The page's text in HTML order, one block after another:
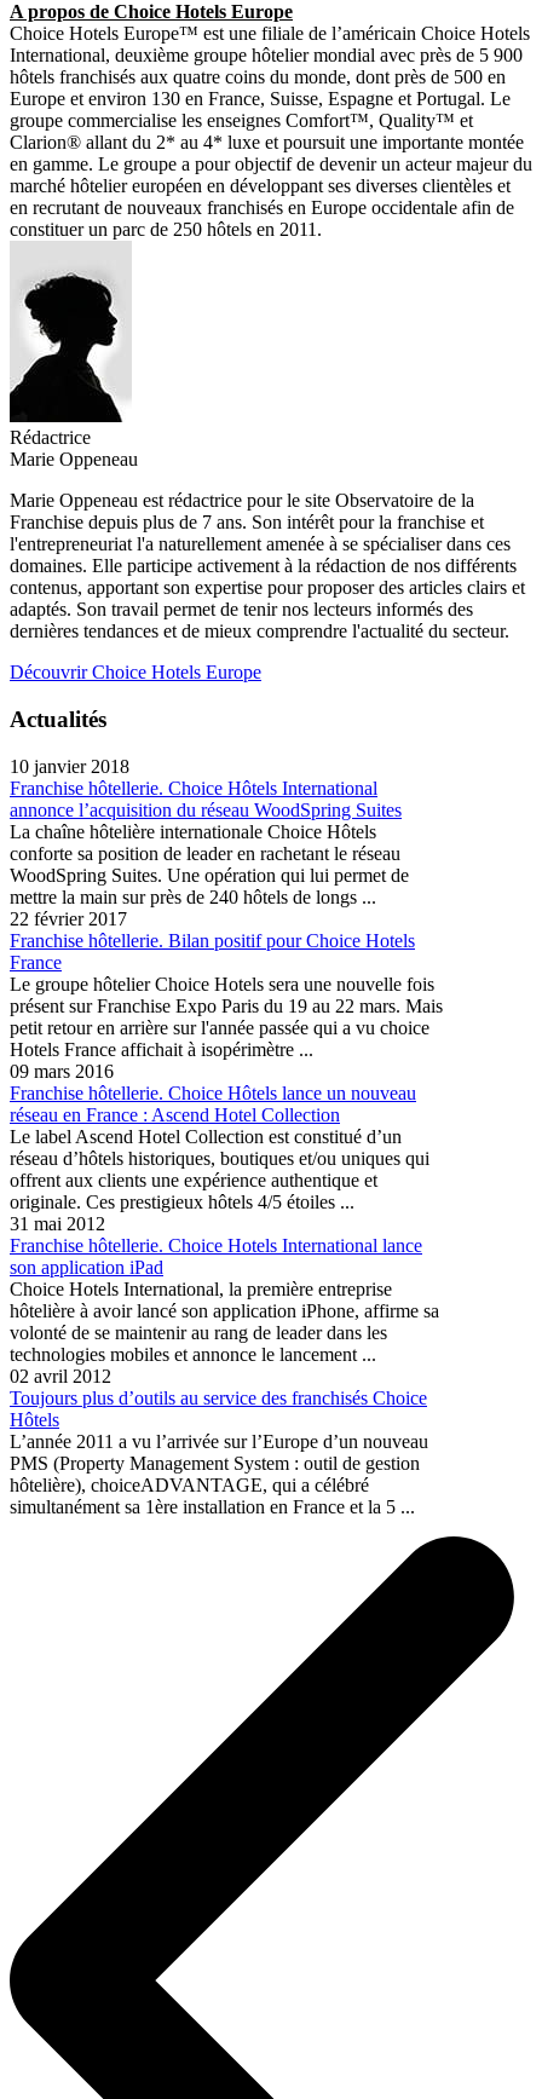
A propos de Choice Hotels Europe
Choice Hotels Europe™ est une filiale de l’américain Choice Hotels
International, deuxième groupe hôtelier mondial avec près de 5 900
hôtels franchisés aux quatre coins du monde, dont près de 500 en
Europe et environ 130 en France, Suisse, Espagne et Portugal. Le
groupe commercialise les enseignes Comfort™, Quality™ et
Clarion® allant du 2* au 4* luxe et poursuit une importante montée
en gamme. Le groupe a pour objectif de devenir un acteur majeur du
marché hôtelier européen en développant ses diverses clientèles et
en recrutant de nouveaux franchisés en Europe occidentale afin de
constituer un parc de 250 hôtels en 2011.
Rédactrice
Marie Oppeneau
Marie Oppeneau est rédactrice pour le site Observatoire de la
Franchise depuis plus de 7 ans. Son intérêt pour la franchise et
l'entrepreneuriat l'a naturellement amenée à se spécialiser dans ces
domaines. Elle participe activement à la rédaction de nos différents
contenus, apportant son expertise pour proposer des articles clairs et
adaptés. Son travail permet de tenir nos lecteurs informés des
dernières tendances et de mieux comprendre l'actualité du secteur.
Découvrir Choice Hotels Europe
Actualités
10 janvier 2018
Franchise hôtellerie. Choice Hôtels International
annonce l’acquisition du réseau WoodSpring Suites
La chaîne hôtelière internationale Choice Hôtels
conforte sa position de leader en rachetant le réseau
WoodSpring Suites. Une opération qui lui permet de
mettre la main sur près de 240 hôtels de longs ...
22 février 2017
Franchise hôtellerie. Bilan positif pour Choice Hotels
France
Le groupe hôtelier Choice Hotels sera une nouvelle fois
présent sur Franchise Expo Paris du 19 au 22 mars. Mais
petit retour en arrière sur l'année passée qui a vu choice
Hotels France affichait à isopérimètre ...
09 mars 2016
Franchise hôtellerie. Choice Hôtels lance un nouveau
réseau en France : Ascend Hotel Collection
Le label Ascend Hotel Collection est constitué d’un
réseau d’hôtels historiques, boutiques et/ou uniques qui
offrent aux clients une expérience authentique et
originale. Ces prestigieux hôtels 4/5 étoiles ...
31 mai 2012
Franchise hôtellerie. Choice Hotels International lance
son application iPad
Choice Hotels International, la première entreprise
hôtelière à avoir lancé son application iPhone, affirme sa
volonté de se maintenir au rang de leader dans les
technologies mobiles et annonce le lancement ...
02 avril 2012
Toujours plus d’outils au service des franchisés Choice
Hôtels
L’année 2011 a vu l’arrivée sur l’Europe d’un nouveau
PMS (Property Management System : outil de gestion
hôtelière), choiceADVANTAGE, qui a célébré
simultanément sa 1ère installation en France et la 5 ...